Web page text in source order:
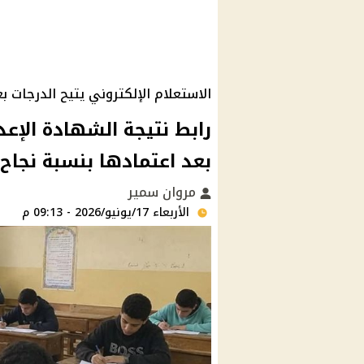
الاستعلام الإلكتروني يتيح الدرجات
بعد اعتمادها بنسبة نجاح
مروان سمير
الأربعاء 17/يونيو/2026 - 09:13 م